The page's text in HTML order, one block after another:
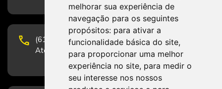
melhorar sua experiência de
navegação para os seguintes
propósitos: para ativar a
funcionalidade básica do site,
para proporcionar uma melhor
experiência no site, para medir o
seu interesse nos nossos
phone
(61) 3223-1652 e (61) 98131-3801.
Atendimento por telefone em horário comercial